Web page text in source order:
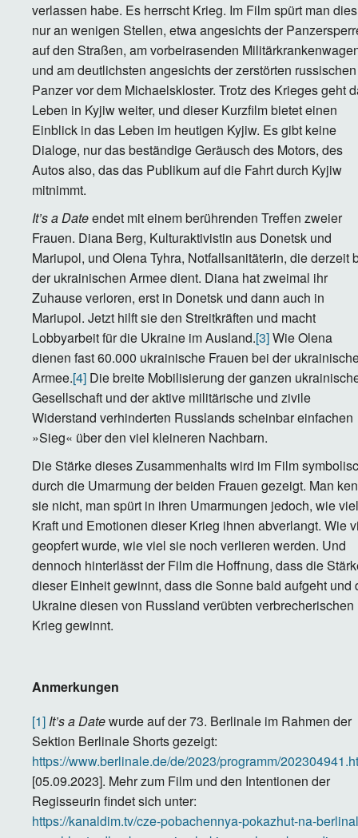
verlassen habe. Es herrscht Krieg. Im Film spürt man dies
nur an wenigen Stellen, etwa angesichts der
auf den Straßen, am vorbeirasenden
und am deutlichsten angesichts der zerstörten russischen
Panzer vor dem Michaelskloster. Trotz des Krieges geht
Leben in Kyjiw weiter, und dieser Kurzfilm bietet einen
Einblick in das Leben im heutigen Kyjiw. Es gibt keine
Dialoge, nur das beständige Geräusch des Motors, des
Autos also, das das Publikum auf die Fahrt durch Kyjiw
mitnimmt.
It’s a Dateendet mit einem berührenden Treffen zweier
Frauen. Diana Berg, Kulturaktivistin aus Donetsk und
Mariupol, und Olena Tyhra, Notfallsanitäterin, die derzeit
der ukrainischen Armee dient. Diana hat zweimal ihr
Zuhause verloren, erst in Donetsk und dann auch in
Mariupol. Jetzt hilft sie den Streitkräften und macht
Lobbyarbeit für die Ukraine im Ausland.[3]Wie Olena
dienen fast 60.000 ukrainische Frauen bei der
Armee.[4] Die breite Mobilisierung der ganzen
Gesellschaft und der aktive militärische und zivile
Widerstand verhinderten Russlands scheinbar einfachen
»Sieg« über den viel kleineren Nachbarn.
Die Stärke dieses Zusammenhalts wird im Film
durch die Umarmung der beiden Frauen gezeigt. Man
sie nicht, man spürt in ihren Umarmungen jedoch, wie viel
Kraft und Emotionen dieser Krieg ihnen abverlangt. Wie
geopfert wurde, wie viel sie noch verlieren werden. Und
dennoch hinterlässt der Film die Hoffnung, dass die
dieser Einheit gewinnt, dass die Sonne bald aufgeht und
Ukraine diesen von Russland verübten verbrecherischen
Krieg gewinnt.
Anmerkungen
[1] It’s a Datewurde auf der 73. Berlinale im Rahmen der
Sektion Berlinale Shorts gezeigt:
https://www.berlinale.de/de/2023/programm/
[05.09.2023]. Mehr zum Film und den Intentionen der
Regisseurin findet sich unter:
https://kanaldim.tv/cze-pobachennya-pokazhut-na-